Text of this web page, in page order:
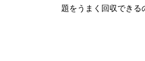
題をうまく回収できる